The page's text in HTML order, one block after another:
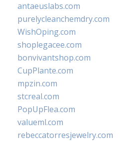
antaeuslabs.com
purelycleanchemdry.com
WishOping.com
shoplegacee.com
bonvivantshop.com
CupPlante.com
mpzin.com
stcreal.com
PopUpFlea.com
valueml.com
rebeccatorresjewelry.com